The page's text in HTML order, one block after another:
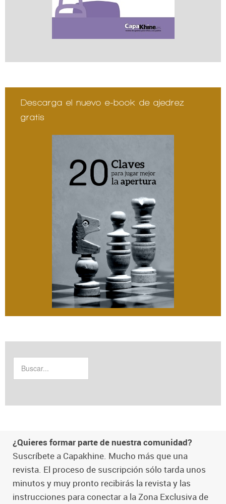
Descarga el nuevo e-book de ajedrez
gratis
¿Quieres formar parte de nuestra comunidad?
Suscríbete a Capakhine. Mucho más que una
revista. El proceso de suscripción sólo tarda unos
minutos y muy pronto recibirás la revista y las
instrucciones para conectar a la Zona Exclusiva de